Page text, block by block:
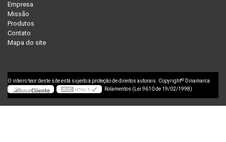
Empresa
Missão
Produtos
Contato
Mapa do site
O inteiro teor deste site está sujeito à proteção de direitos autorais. Copyright© Dinamarca
Rolamentos (Lei 9610 de 19/02/1998)